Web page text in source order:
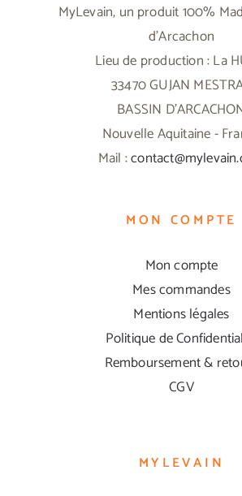
MyLevain, un produit 100%
d'Arcachon
Lieu de production : La
33470 GUJAN
BASSIN
Nouvelle Aquitaine -
Mail :
MON COMPTE
Mon compte
Mes commandes
Mentions légales
Politique de
Remboursement &
CGV
MYLEVAIN